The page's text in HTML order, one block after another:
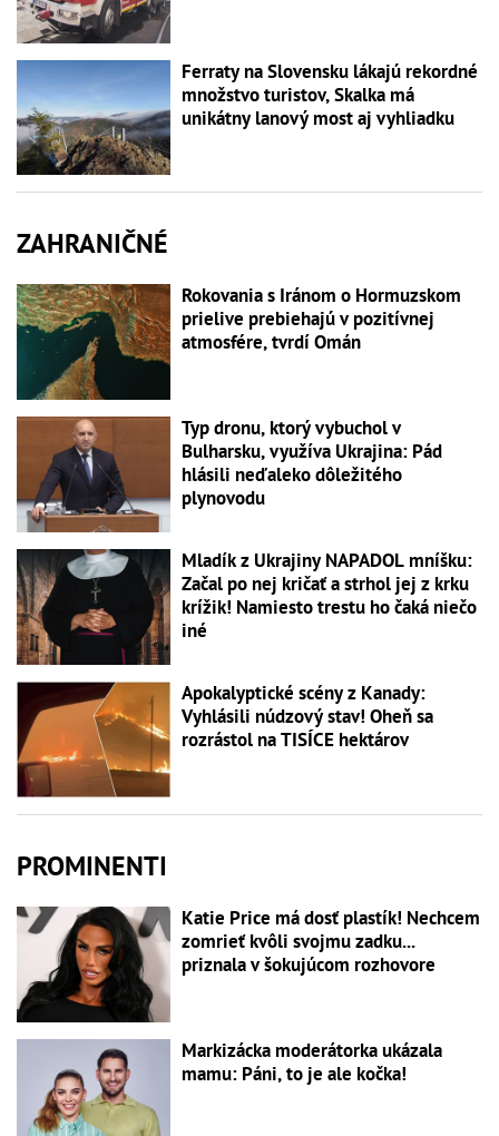
Ferraty na Slovensku lákajú rekordné
množstvo turistov, Skalka má
unikátny lanový most aj vyhliadku
ZAHRANIČNÉ
Rokovania s Iránom o Hormuzskom
prielive prebiehajú v pozitívnej
atmosfére, tvrdí Omán
Typ dronu, ktorý vybuchol v
Bulharsku, využíva Ukrajina: Pád
hlásili neďaleko dôležitého
plynovodu
Mladík z Ukrajiny NAPADOL mníšku:
Začal po nej kričať a strhol jej z krku
krížik! Namiesto trestu ho čaká niečo
iné
Apokalyptické scény z Kanady:
Vyhlásili núdzový stav! Oheň sa
rozrástol na TISÍCE hektárov
PROMINENTI
Katie Price má dosť plastík! Nechcem
zomrieť kvôli svojmu zadku...
priznala v šokujúcom rozhovore
Markizácka moderátorka ukázala
mamu: Páni, to je ale kočka!